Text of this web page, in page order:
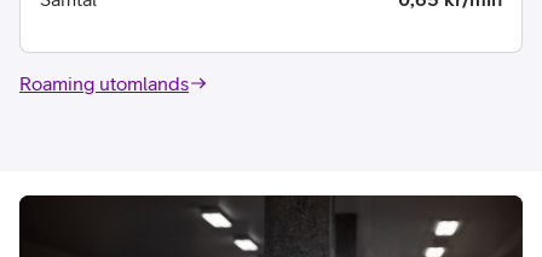
Roaming utomlands